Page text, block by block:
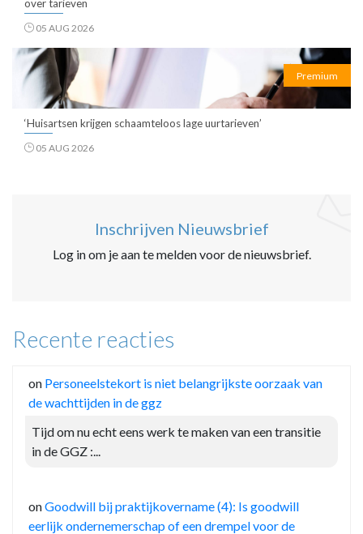
over tarieven
05 AUG 2026
Premium
‘Huisartsen krijgen schaamteloos lage uurtarieven’
05 AUG 2026
Inschrijven Nieuwsbrief
Log in om je aan te melden voor de nieuwsbrief.
Recente reacties
on Personeelstekort is niet belangrijkste oorzaak van
de wachttijden in de ggz
Tijd om nu echt eens werk te maken van een transitie
in de GGZ :...
onGoodwill bij praktijkovername (4): Is goodwill
eerlijk ondernemerschap of een drempel voor de